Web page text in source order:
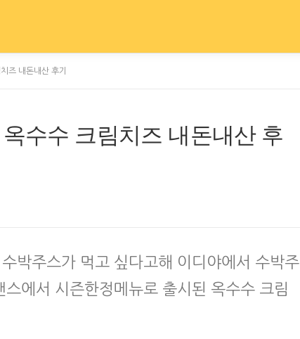
즈 내돈내산 후기
수수 크림치즈 내돈내산 후
박주스가 먹고 싶다고해 이디야에서 수박주
에서 시즌한정메뉴로 출시된 옥수수 크림